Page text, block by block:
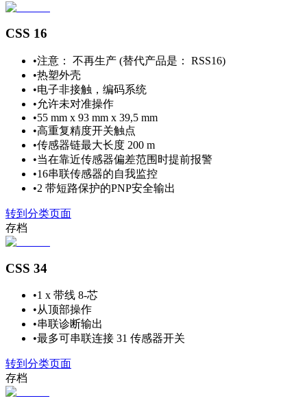
CSS 16
•注意： 不再生产 (替代产品是： RSS16)
•热塑外壳
•电子非接触，编码系统
•允许未对准操作
•55 mm x 93 mm x 39,5 mm
•高重复精度开关触点
•传感器链最大长度 200 m
•当在靠近传感器偏差范围时提前报警
•16串联传感器的自我监控
•2 带短路保护的PNP安全输出
转到分类页面
存档
CSS 34
•1 x 带线 8-芯
•从顶部操作
•串联诊断输出
•最多可串联连接 31 传感器开关
转到分类页面
存档